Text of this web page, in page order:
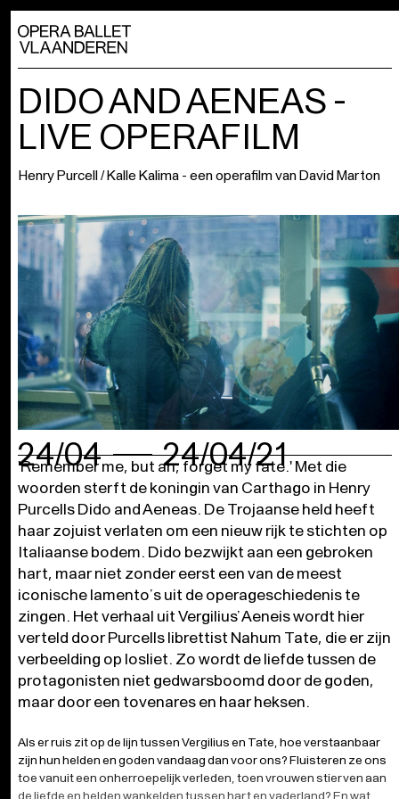
DIDO AND AENEAS -
LIVE OPERAFILM
Henry Purcell / Kalle Kalima - een operafilm van David Marton
24/04 24/04/21
'Remember me, but ah, forget my fate.' Met die
woorden sterft de koningin van Carthago in Henry
Purcells Dido and Aeneas. De Trojaanse held heeft
haar zojuist verlaten om een nieuw rijk te stichten op
Italiaanse bodem. Dido bezwijkt aan een gebroken
hart, maar niet zonder eerst een van de meest
iconische lamento’s uit de operageschiedenis te
zingen. Het verhaal uit Vergilius’ Aeneis wordt hier
verteld door Purcells librettist Nahum Tate, die er zijn
verbeelding op losliet. Zo wordt de liefde tussen de
protagonisten niet gedwarsboomd door de goden,
maar door een tovenares en haar heksen.
Als er ruis zit op de lijn tussen Vergilius en Tate, hoe verstaanbaar
zijn hun helden en goden vandaag dan voor ons? Fluisteren ze ons
toe vanuit een onherroepelijk verleden, toen vrouwen stierven aan
de liefde en helden wankelden tussen hart en vaderland? En wat